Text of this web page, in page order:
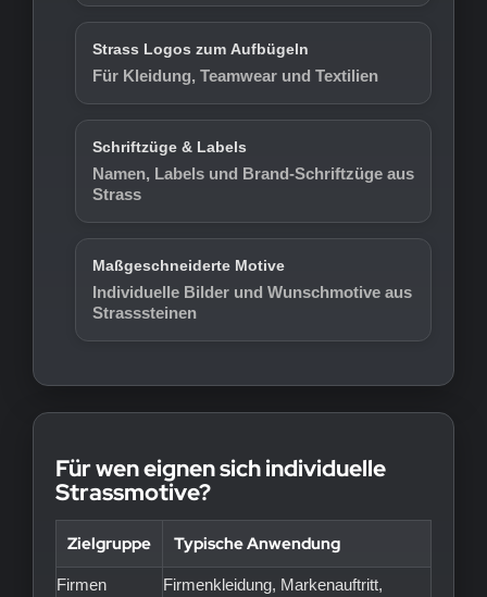
Strass Logos zum Aufbügeln
Für Kleidung, Teamwear und Textilien
Schriftzüge & Labels
Namen, Labels und Brand-Schriftzüge aus
Strass
Maßgeschneiderte Motive
Individuelle Bilder und Wunschmotive aus
Strasssteinen
Für wen eignen sich individuelle
Strassmotive?
Zielgruppe Typische Anwendung
Firmen
Firmenkleidung, Markenauftritt,